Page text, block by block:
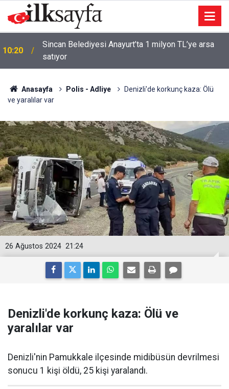
10:20
Sincan Belediyesi Anayurt’ta 1 milyon TL’ye arsa
satıyor
Anasayfa Polis - Adliye
Denizli'de korkunç kaza: Ölü
ve yaralılar var
21:24
26 Ağustos 2024
Denizli'de korkunç kaza: Ölü ve
yaralılar var
Denizli'nin Pamukkale ilçesinde midibüsün devrilmesi
sonucu 1 kişi öldü, 25 kişi yaralandı.